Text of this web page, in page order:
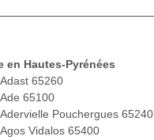
en Hautes-Pyrénées
65260
65100
Pouchergues 65240
Vidalos 65400